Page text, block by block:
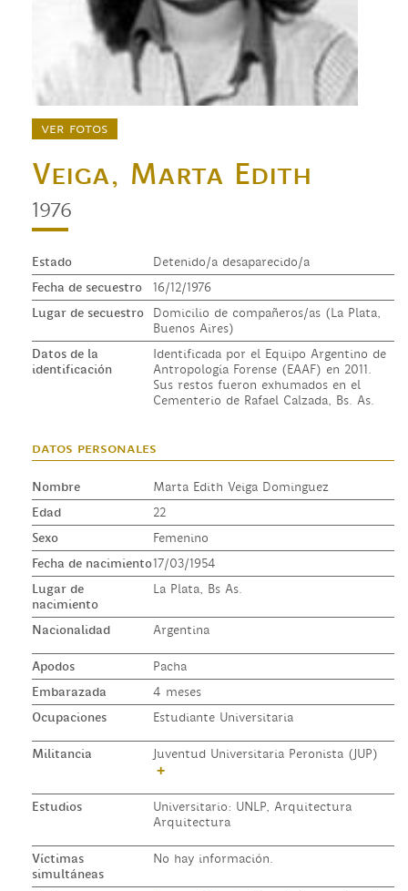
ver fotos
Veiga, Marta Edith
1976
Estado
Detenido/a desaparecido/a
Fecha de secuestro
16/12/1976
Lugar de secuestro
Domicilio de compañeros/as (La Plata,
Buenos Aires)
Datos de la
identificación
Identificada por el Equipo Argentino de
Antropología Forense (EAAF) en 2011.
Sus restos fueron exhumados en el
Cementerio de Rafael Calzada, Bs. As.
datos personales
Nombre
Marta Edith Veiga Dominguez
Edad
22
Sexo
Femenino
Fecha de nacimiento17/03/1954
Lugar de
nacimiento
La Plata, Bs As.
Nacionalidad Argentina
Apodos
Pacha
Embarazada
4 meses
Ocupaciones
Estudiante Universitaria
Militancia Juventud Universitaria Peronista (JUP)
+
Estudios
Universitario: UNLP, Arquitectura
Arquitectura
Víctimas
simultáneas
No hay información.